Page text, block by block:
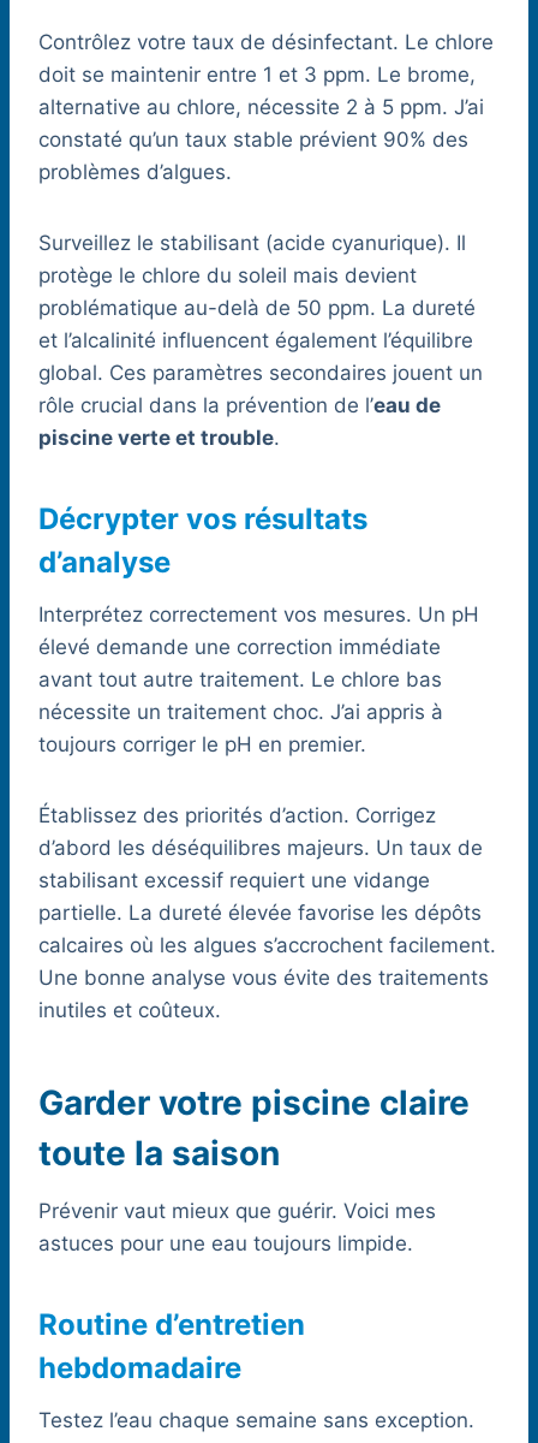
Contrôlez votre taux de désinfectant. Le chlore
doit se maintenir entre 1 et 3 ppm. Le brome,
alternative au chlore, nécessite 2 à 5 ppm. J’ai
constaté qu’un taux stable prévient 90% des
problèmes d’algues.
Surveillez le stabilisant (acide cyanurique). Il
protège le chlore du soleil mais devient
problématique au-delà de 50 ppm. La dureté
et l’alcalinité influencent également l’équilibre
global. Ces paramètres secondaires jouent un
rôle crucial dans la prévention de l’eau de
piscine verte et trouble.
Décrypter vos résultats
d’analyse
Interprétez correctement vos mesures. Un pH
élevé demande une correction immédiate
avant tout autre traitement. Le chlore bas
nécessite un traitement choc. J’ai appris à
toujours corriger le pH en premier.
Établissez des priorités d’action. Corrigez
d’abord les déséquilibres majeurs. Un taux de
stabilisant excessif requiert une vidange
partielle. La dureté élevée favorise les dépôts
calcaires où les algues s’accrochent facilement.
Une bonne analyse vous évite des traitements
inutiles et coûteux.
Garder votre piscine claire
toute la saison
Prévenir vaut mieux que guérir. Voici mes
astuces pour une eau toujours limpide.
Routine d’entretien
hebdomadaire
Testez l’eau chaque semaine sans exception.